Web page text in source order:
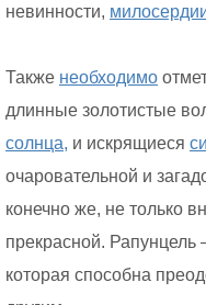
невинности,
Также необходимо
длинные золотистые
солнца, и искрящиеся
очаровательной и
конечно же, не только
прекрасной.
которая способна